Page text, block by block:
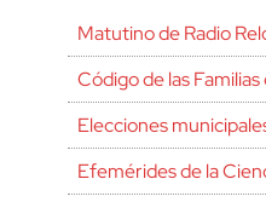
Matutino de Radio
Código de las
Elecciones
Efemérides de la